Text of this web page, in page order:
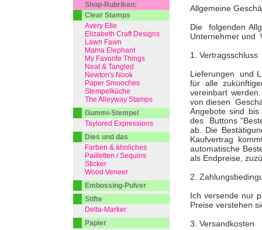
Allgemeine
Die folgenden
Unternehmer und
1. Vertragsschluss
Lieferungen und
für alle
vereinbart
von diesen
Angebote sind
des Buttons
ab. Die
Kaufvertrag
automatische
als Endpreise,
2.
Ich versende nur
Preise verstehen
3. Versandkosten
Shop-Rubriken:
Clear Stamps
Avery Elle
Elizabeth Craft Designs
Lawn Fawn
Mama Elephant
My Favorite Things
Neat & Tangled
Newton's Nook
Paper Smooches
Stempelküche
The Alleyway Stamps
Gummi-Stempel
Taylored Expressions
Dies und das
Farben & ähnliches
Pailletten / Sequins
Sticker
Wood Veneer
Embossing-Pulver
Stifte
Delta-Marker
Papier